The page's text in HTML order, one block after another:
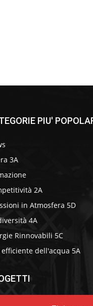
PIU'
3A
2A
in Atmosfera 5D
4A
Rinnovabili 5C
efficiente dell'acqua 5A